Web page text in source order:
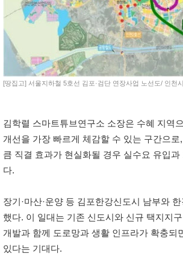
[땅집고] 서울지하철 5호선 김포·검단 연장사업 노선도/ 인천
김학렬 스마트튜브연구소 소장은 수혜 지역
개선을 가장 빠르게 체감할 수 있는 구간으
큼 직결 효과가 현실화될 경우 실수요 유입
다.
장기·마산·운양 등 김포한강신도시 남부와
했다. 이 일대는 기존 신도시와 신규 택지지
개발과 함께 도로망과 생활 인프라가 확충
있다는 기대다.